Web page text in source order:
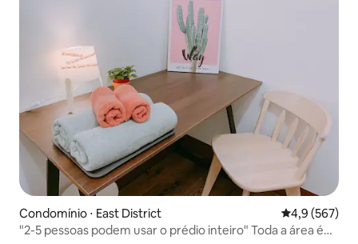
Condomínio ⋅ East District 4,9 de uma
4,9 (567)
"2-5 pessoas podem usar o prédio inteiro" Toda a área é